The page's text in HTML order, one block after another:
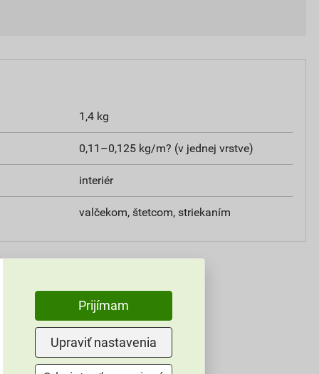
1,4 kg
0,11–0,125 kg/m? (v jednej vrstve)
interiér
valčekom, štetcom, striekaním
Prijímam
Upraviť nastavenia